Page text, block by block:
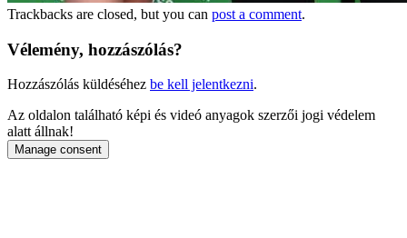
Trackbacks are closed, but you can post a comment.
Vélemény, hozzászólás?
Hozzászólás küldéséhez be kell jelentkezni.
Az oldalon található képi és videó anyagok szerzői jogi védelem
alatt állnak!
Manage consent